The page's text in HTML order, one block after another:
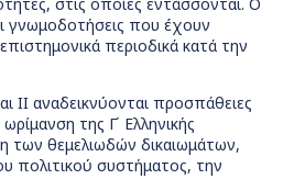
γνωμοδοτήσεις που έχουν
περιοδικά κατά την
ΙΙ αναδεικνύονται προσπάθειες
της Γ΄ Ελληνικής
των θεμελιωδών δικαιωμάτων,
πολιτικού συστήματος, την